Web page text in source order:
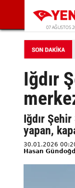
07 AĞUSTOS
Iğdır
Iğdır
yapan,
30.01.2026
Hasan